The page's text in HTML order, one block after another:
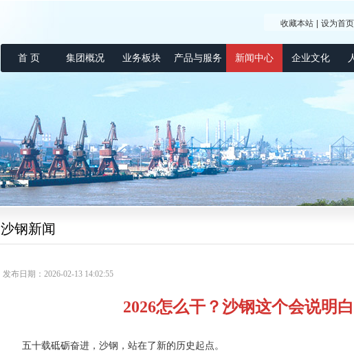
首 页 集团概况 业务板块 产品与服务 新闻中心 企业文化
收藏本站 设为首页
沙钢新闻
发布日期：2026-02-13 14:02:55
2026怎么干？沙钢这个会说明
五十载砥砺奋进，沙钢，站在了新的历史起点。